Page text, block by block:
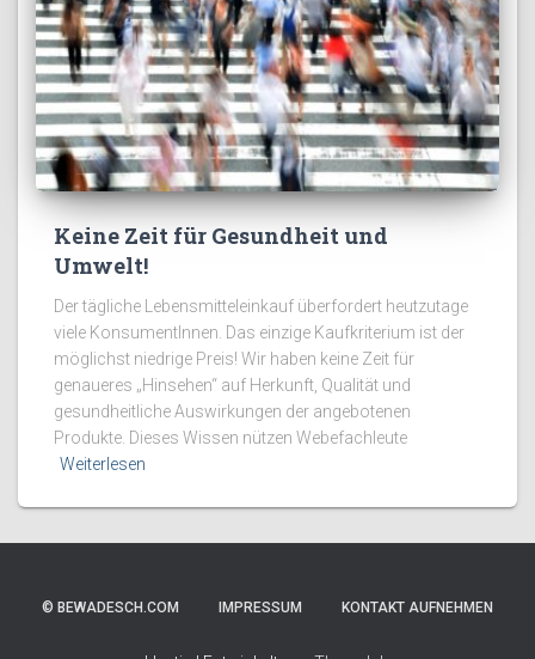
Keine Zeit für Gesundheit und
Umwelt!
Der tägliche Lebensmitteleinkauf überfordert heutzutage
viele KonsumentInnen. Das einzige Kaufkriterium ist der
möglichst niedrige Preis! Wir haben keine Zeit für
genaueres „Hinsehen“ auf Herkunft, Qualität und
gesundheitliche Auswirkungen der angebotenen
Produkte. Dieses Wissen nützen Webefachleute
Weiterlesen
© BEWADESCH.COM IMPRESSUM KONTAKT AUFNEHMEN